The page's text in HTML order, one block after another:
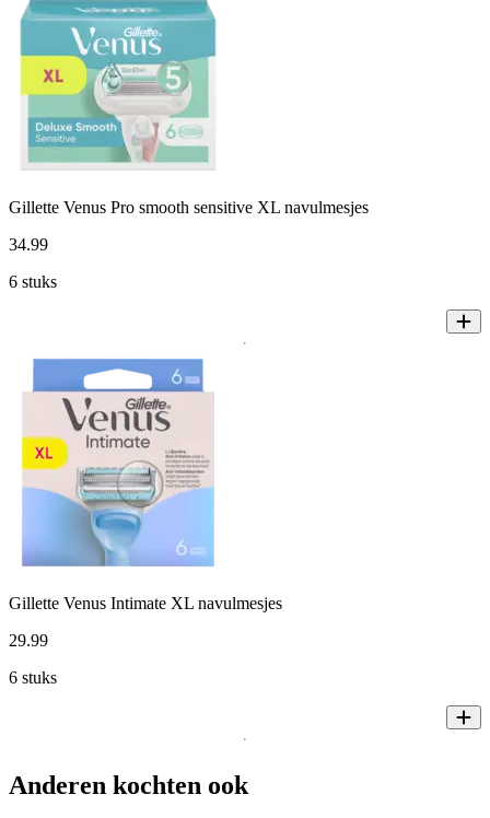
Gillette Venus Pro smooth sensitive XL navulmesjes
34.99
6 stuks
Gillette Venus Intimate XL navulmesjes
29.99
6 stuks
Anderen kochten ook